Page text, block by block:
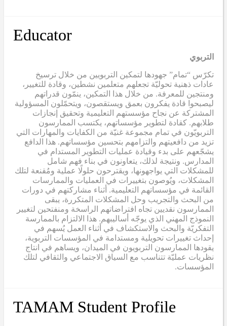
Educator
التربوي
تكرّس “تمام” جهودها لتمكين التربويين من خلال ترسيخ
عادات ذهنية تحوليّة تجعلهم متعلمين نشطين، وقادة للتغيير،
ومنتجين للمعرفة. من خلال هذا التمكين، ينمّون قدراتهم
ليصبحوا قادة يفكرون بعمق ويستقصون، ويتحمّلون المسؤولية
المشتركة عن نجاح مؤسستهم التعليمية وتحقيق إنجازات
طلابهم. كقادة لتطوير مؤسساتهم، يكتسب الممارسون
التربويّون في تمام مجموعة غنيّة من الكفايات والمهارات التي
تزيد من دافعيتهم والتزامهم بتحسين مؤسساتهم. هذا الدافع
يشجّعهم على بدء وقيادة عمليات التطوير المستدام في
المدارس. ونتيجة لذلك، يتعاونون في بناء فهم شامل
للمشكلات التي يواجهونها، ويقترحون حلولًا عملية ومُقنعة لتلك
المشكلات، ويُوصون بتغييرات في العمليات والممارسات
القائمة في مؤسساتهم التعليمية. أثناء مشاركتهم في دورات
من البحث والتجريب وحل المشكلات المتكررة، يبقى
الممارسون نقديين تجاه افتراضاتهم الراسخة ومنفتحين لتغيير
النموذج المهني الذي يوجّه أساليبهم. هذا الالتزام بالممارسة
التفكريّة والبحث والاستكشاف في أثناء العمل يُسهم في
إحداث تغييرات تحويلية ومستدامة في المؤسسات التربوية،
يقودها الممارسون التربويون في الميدان، ويساهم في انتاج
نظريات عمليّة تتناسب مع السياق الاجتماعي والثقافي لتلك
المؤسسات.
TAMAM Student Profile